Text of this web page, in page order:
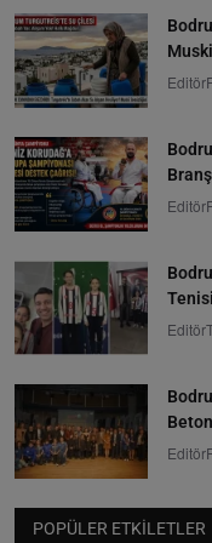
Editör
Editör
Editör
Editör
POPÜLER ETKILETLER